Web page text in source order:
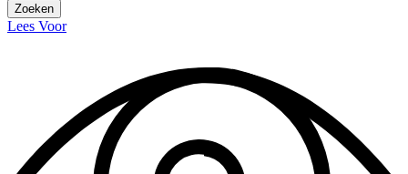
Zoeken
Lees Voor